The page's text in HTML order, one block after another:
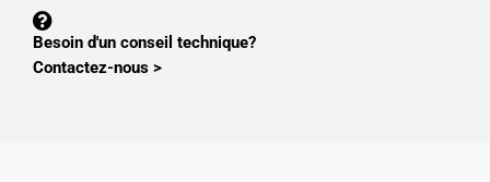
Besoin d'un conseil technique?
Contactez-nous >